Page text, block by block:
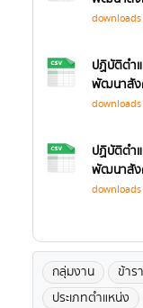
downloads
ปฏิบัติตำ
พัฒนาสัง
downloads
ปฏิบัติตำ
พัฒนาสัง
downloads
กลุ่มงาน ข้าร
ประเภทตำแหน่ง